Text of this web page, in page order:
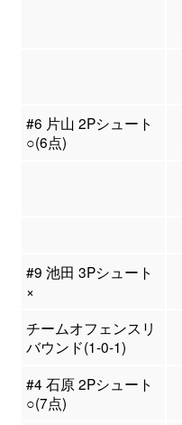
#6 片山 2Pシュート
○(6点)
#9 池田 3Pシュート
×
チームオフェンスリ
バウンド(1-0-1)
#4 石原 2Pシュート
○(7点)